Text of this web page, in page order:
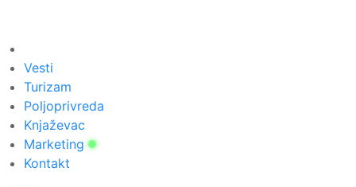
Vesti
Turizam
Poljoprivreda
Knjaževac
Marketing
Kontakt